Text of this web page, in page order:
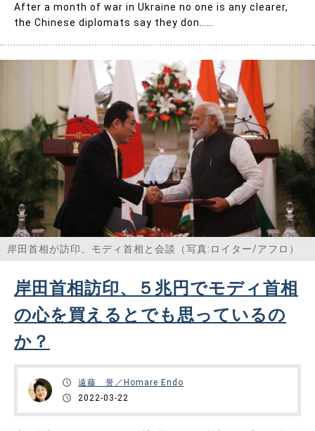
After a month of war in Ukraine no one is any clearer,
the Chinese diplomats say they don……
岸田首相が訪印、モディ首相と会談（写真:ロイター/アフロ）
岸田首相訪印、５兆円でモディ首相
の心を買えるとでも思っているの
か？
遠藤 誉／Homare Endo
2022-03-22